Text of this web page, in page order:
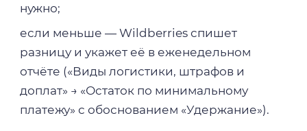
нужно;
если меньше — Wildberries спишет
разницу и укажет её в еженедельном
отчёте («Виды логистики, штрафов и
доплат» → «Остаток по минимальному
платежу» с обоснованием «Удержание»).